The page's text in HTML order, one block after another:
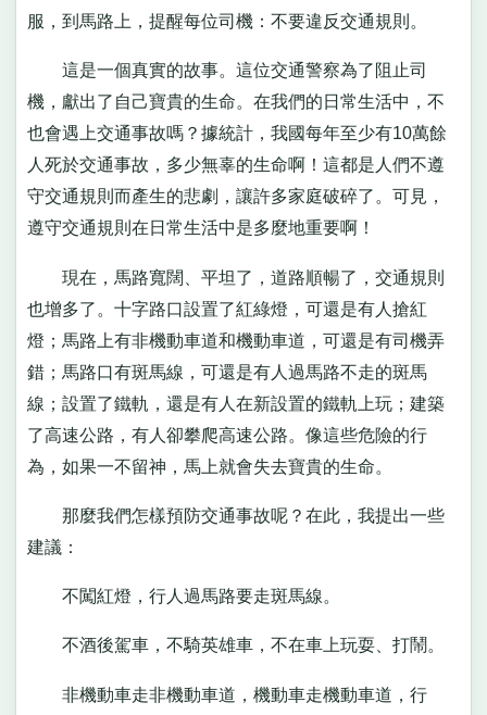
服，到馬路上，提醒每位司機：不要違反交通規則。
這是一個真實的故事。這位交通警察為了阻止司
機，獻出了自己寶貴的生命。在我們的日常生活中，不
也會遇上交通事故嗎？據統計，我國每年至少有10萬餘
人死於交通事故，多少無辜的生命啊！這都是人們不遵
守交通規則而產生的悲劇，讓許多家庭破碎了。可見，
遵守交通規則在日常生活中是多麼地重要啊！
現在，馬路寬闊、平坦了，道路順暢了，交通規則
也增多了。十字路口設置了紅綠燈，可還是有人搶紅
燈；馬路上有非機動車道和機動車道，可還是有司機弄
錯；馬路口有斑馬線，可還是有人過馬路不走的斑馬
線；設置了鐵軌，還是有人在新設置的鐵軌上玩；建築
了高速公路，有人卻攀爬高速公路。像這些危險的行
為，如果一不留神，馬上就會失去寶貴的生命。
那麼我們怎樣預防交通事故呢？在此，我提出一些
建議：
不闖紅燈，行人過馬路要走斑馬線。
不酒後駕車，不騎英雄車，不在車上玩耍、打鬧。
非機動車走非機動車道，機動車走機動車道，行